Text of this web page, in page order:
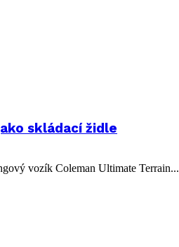
skládací židle
vozík Coleman Ultimate Terrain...